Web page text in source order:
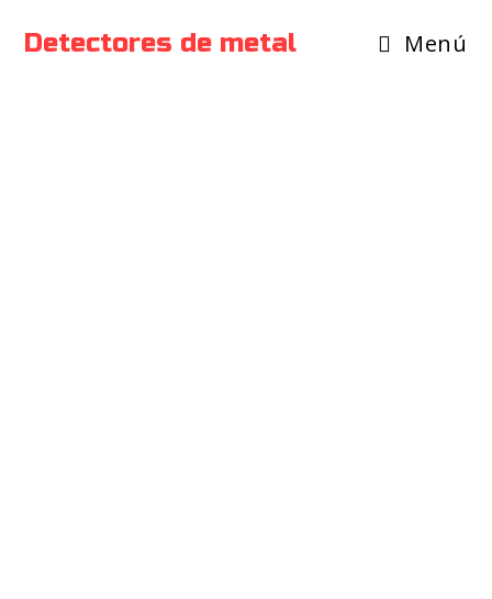
Detectores de metal Menú